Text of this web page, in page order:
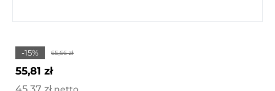
-15% 65,66 zł
55,81 zł